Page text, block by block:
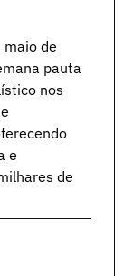
maio de
pauta
nos
e
de